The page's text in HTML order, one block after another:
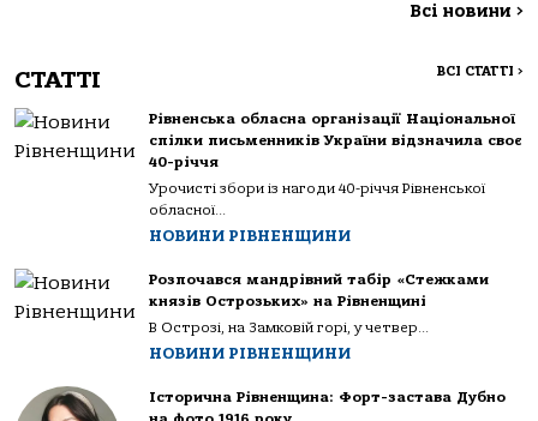
Всі новини >
СТАТТІ ВСІ СТАТТІ >
Рівненська обласна організації Національної
спілки письменників України відзначила своє
40-річчя
Урочисті збори із нагоди 40-річчя Рівненської
обласної...
НОВИНИ РІВНЕНЩИНИ
Розпочався мандрівний табір «Стежками
князів Острозьких» на Рівненщині
В Острозі, на Замковій горі, у четвер...
НОВИНИ РІВНЕНЩИНИ
Історична Рівненщина: Форт-застава Дубно